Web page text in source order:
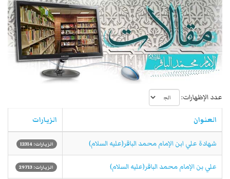
عدد الإظهارات:
العنوان الزيارات
شهادة علي ابن الإمام محمد الباقر(عليه السلام) الزيارات: 12314
علي بن الإمام محمد الباقر(علیه السلام) الزيارات: 29713